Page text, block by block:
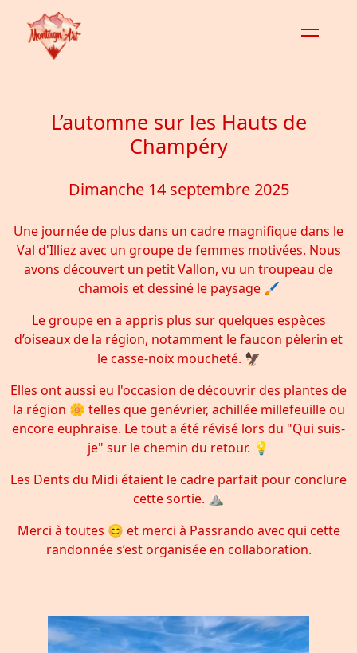
L’automne sur les Hauts de
Champéry
Dimanche 14 septembre 2025
Une journée de plus dans un cadre magnifique dans le
Val d'Illiez avec un groupe de femmes motivées. Nous
avons découvert un petit Vallon, vu un troupeau de
chamois et dessiné le paysage 🖌️
Le groupe en a appris plus sur quelques espèces
d’oiseaux de la région, notamment le faucon pèlerin et
le casse-noix moucheté. 🦅
Elles ont aussi eu l'occasion de découvrir des plantes de
la région 🌼 telles que genévrier, achillée millefeuille ou
encore euphraise. Le tout a été révisé lors du "Qui suis-
je" sur le chemin du retour. 💡
Les Dents du Midi étaient le cadre parfait pour conclure
cette sortie. ⛰️
Merci à toutes 😊 et merci à Passrando avec qui cette
randonnée s’est organisée en collaboration.